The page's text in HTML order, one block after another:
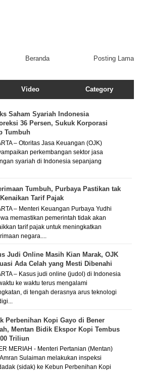
Posting Lama
Beranda
Video Category
Saham Syariah Indonesia
36 Persen, Sukuk Korporasi
Tumbuh
– Otoritas Jasa Keuangan (OJK)
perkembangan sektor jasa
syariah di Indonesia sepanjang
Tumbuh, Purbaya Pastikan tak
Tarif Pajak
– Menteri Keuangan Purbaya Yudhi
memastikan pemerintah tidak akan
tarif pajak untuk meningkatkan
negara....
Judi Online Masih Kian Marak, OJK
Ada Celah yang Mesti Dibenahi
– Kasus judi online (judol) di Indonesia
ke waktu terus mengalami
di tengah derasnya arus teknologi
Perbenihan Kopi Gayo di Bener
Mentan Bidik Ekspor Kopi Tembus
Triliun
MERIAH - Menteri Pertanian (Mentan)
Sulaiman melakukan inspeksi
(sidak) ke Kebun Perbenihan Kopi